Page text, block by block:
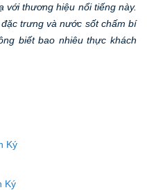
với thương hiệu nổi tiếng này.
trưng và nước sốt chấm bí
biết bao nhiêu thực khách
Ký
Ký